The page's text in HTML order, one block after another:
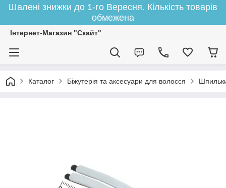
Шалені знижки до 1-го Вересня. Кількість товарів
обмежена
Інтернет-Магазин "Скайт"
Каталог Біжутерія та аксесуари для волосся